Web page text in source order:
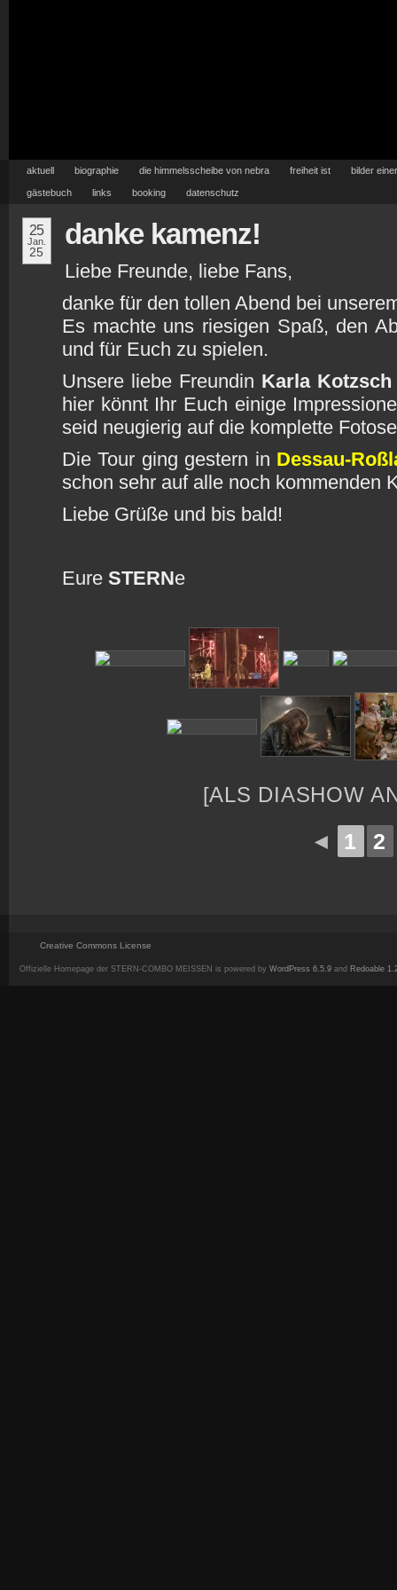
aktuell biographie die himmelsscheibe von nebra freiheit ist bilder
gästebuch links booking datenschutz
25
Jan.
25
danke kamenz!
Liebe Freunde, liebe Fans,
danke für den tollen Abend bei
Es machte uns riesigen Spaß, den
und für Euch zu spielen.
Unsere liebe Freundin Karla Kotzsch
hier könnt Ihr Euch einige
seid neugierig auf die komplette
Die Tour ging gestern in Dessau-
schon sehr auf alle noch kommenden
Liebe Grüße und bis bald!
Eure STERNe
[ALS DIASHOW
◄ 1 2
Creative Commons License
Offizielle Homepage der STERN-COMBO MEISSEN is powered by WordPress 6.5.9 and Redoable